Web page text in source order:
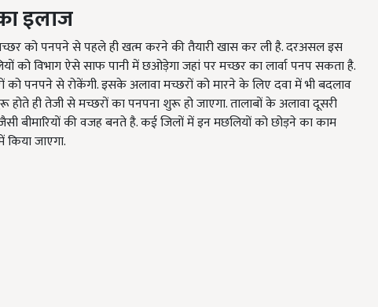
इलाज
को पनपने से पहले ही खत्म करने की तैयारी खास कर ली है. दरअसल इस
को विभाग ऐसे साफ पानी में छओड़ेगा जहां पर मच्छर का लार्वा पनप सकता है.
को पनपने से रोकेंगी. इसके अलावा मच्छरों को मारने के लिए दवा में भी बदलाव
ही तेजी से मच्छरों का पनपना शुरू हो जाएगा. तालाबों के अलावा दूसरी
बीमारियों की वजह बनते है. कई जिलों में इन मछलियों को छोड़ने का काम
किया जाएगा.